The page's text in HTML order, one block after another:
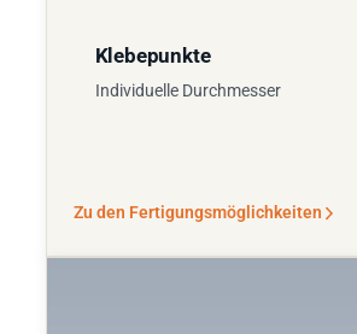
Klebepunkte
Individuelle Durchmesser
Zu den Fertigungsmöglichkeiten